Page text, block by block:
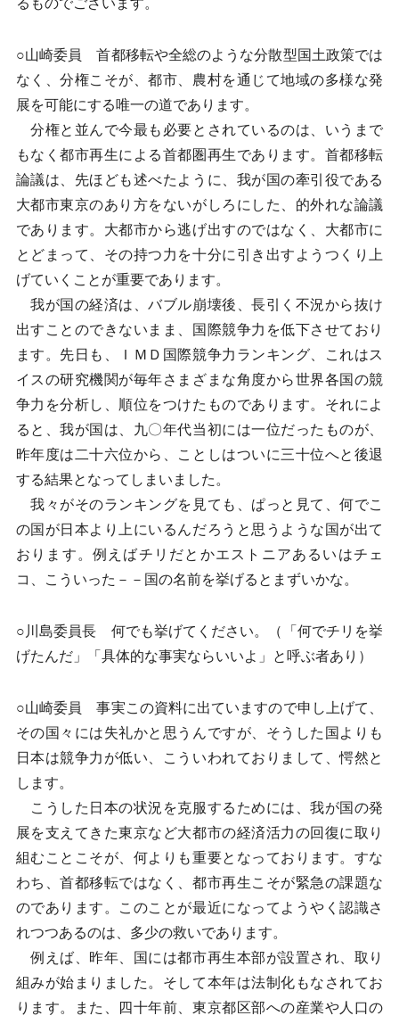
るものでございます。
○山崎委員 首都移転や全総のような分散型国土政策では
なく、分権こそが、都市、農村を通じて地域の多様な発
展を可能にする唯一の道であります。
分権と並んで今最も必要とされているのは、いうまで
もなく都市再生による首都圏再生であります。首都移転
論議は、先ほども述べたように、我が国の牽引役である
大都市東京のあり方をないがしろにした、的外れな論議
であります。大都市から逃げ出すのではなく、大都市に
とどまって、その持つ力を十分に引き出すようつくり上
げていくことが重要であります。
我が国の経済は、バブル崩壊後、長引く不況から抜け
出すことのできないまま、国際競争力を低下させており
ます。先日も、ＩＭＤ国際競争力ランキング、これはス
イスの研究機関が毎年さまざまな角度から世界各国の競
争力を分析し、順位をつけたものであります。それによ
ると、我が国は、九〇年代当初には一位だったものが、
昨年度は二十六位から、ことしはついに三十位へと後退
する結果となってしまいました。
我々がそのランキングを見ても、ぱっと見て、何でこ
の国が日本より上にいるんだろうと思うような国が出て
おります。例えばチリだとかエストニアあるいはチェ
コ、こういった－－国の名前を挙げるとまずいかな。
○川島委員長 何でも挙げてください。（「何でチリを挙
げたんだ」「具体的な事実ならいいよ」と呼ぶ者あり）
○山崎委員 事実この資料に出ていますので申し上げて、
その国々には失礼かと思うんですが、そうした国よりも
日本は競争力が低い、こういわれておりまして、愕然と
します。
こうした日本の状況を克服するためには、我が国の発
展を支えてきた東京など大都市の経済活力の回復に取り
組むことこそが、何よりも重要となっております。すな
わち、首都移転ではなく、都市再生こそが緊急の課題な
のであります。このことが最近になってようやく認識さ
れつつあるのは、多少の救いであります。
例えば、昨年、国には都市再生本部が設置され、取り
組みが始まりました。そして本年は法制化もなされてお
ります。また、四十年前、東京都区部への産業や人口の